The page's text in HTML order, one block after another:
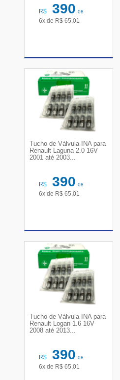
R$ 390,08
6x de R$ 65,01
Tucho de Válvula INA para
Renault Laguna 2.0 16V
2001 até 2003...
R$ 390,08
6x de R$ 65,01
Tucho de Válvula INA para
Renault Logan 1.6 16V
2008 até 2013...
R$ 390,08
6x de R$ 65,01